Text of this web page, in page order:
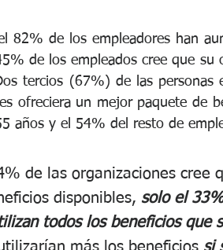
82% de los empleadores han
de los empleados cree que
tercios (67%) de las
ofreciera un mejor paquete de
años y el 54% del resto de
de las organizaciones cree
disponibles, solo el
todos los beneficios que
más los beneficios si